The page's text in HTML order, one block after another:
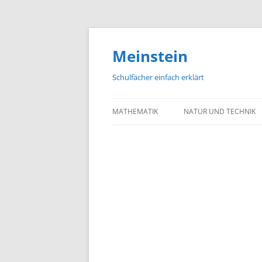
Meinstein
Schulfächer einfach erklärt
MATHEMATIK NATUR UND TECHNIK